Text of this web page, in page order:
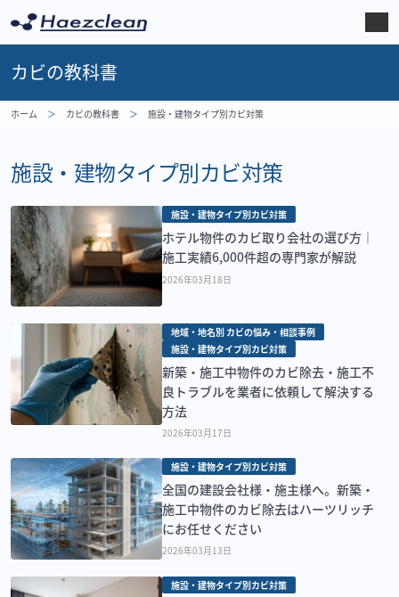
カビの教科書
ホーム カビの教科書 施設・建物タイプ別カビ対策
施設・建物タイプ別カビ対策
施設・建物タイプ別カビ対策
ホテル物件のカビ取り会社の選び方｜
施工実績6,000件超の専門家が解説
2026年03月18日
地域・地名別 カビの悩み・相談事例
施設・建物タイプ別カビ対策
新築・施工中物件のカビ除去・施工不
良トラブルを業者に依頼して解決する
方法
2026年03月17日
施設・建物タイプ別カビ対策
全国の建設会社様・施主様へ。新築・
施工中物件のカビ除去はハーツリッチ
にお任せください
2026年03月13日
施設・建物タイプ別カビ対策